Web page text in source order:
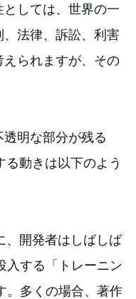
しては、世界の一
法律、訴訟、利害
られますが、その
明な部分が残る
動きは以下のよう
、開発者はしばしば
入する「トレーニン
。多くの場合、著作